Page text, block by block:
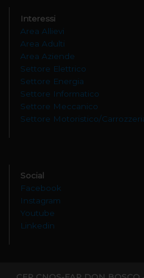
Interessi
Area Allievi
Area Adulti
Area Aziende
Settore Elettrico
Settore Energia
Settore Informatico
Settore Meccanico
Settore Motoristico/
Social
Facebook
Instagram
Youtube
Linkedin